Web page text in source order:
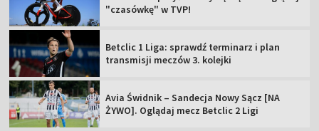
"czasówkę" w TVP!
Betclic 1 Liga: sprawdź terminarz i plan
transmisji meczów 3. kolejki
Avia Świdnik – Sandecja Nowy Sącz [NA
ŻYWO]. Oglądaj mecz Betclic 2 Ligi